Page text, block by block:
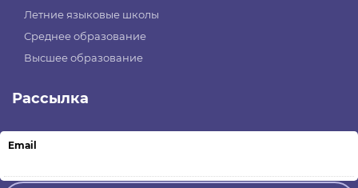
Летние языковые школы
Среднее образование
Высшее образование
Рассылка
Email